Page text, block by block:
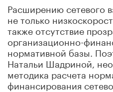
Расширению сетевого
не только
также отсутствие
организационно-
нормативной базы.
Натальи Шадриной,
методика расчета
финансирования